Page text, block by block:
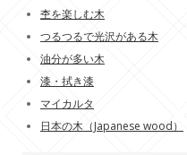
杢を楽しむ木
つるつるで光沢がある木
油分が多い木
漆・拭き漆
マイカルタ
日本の木（Japanese wood）